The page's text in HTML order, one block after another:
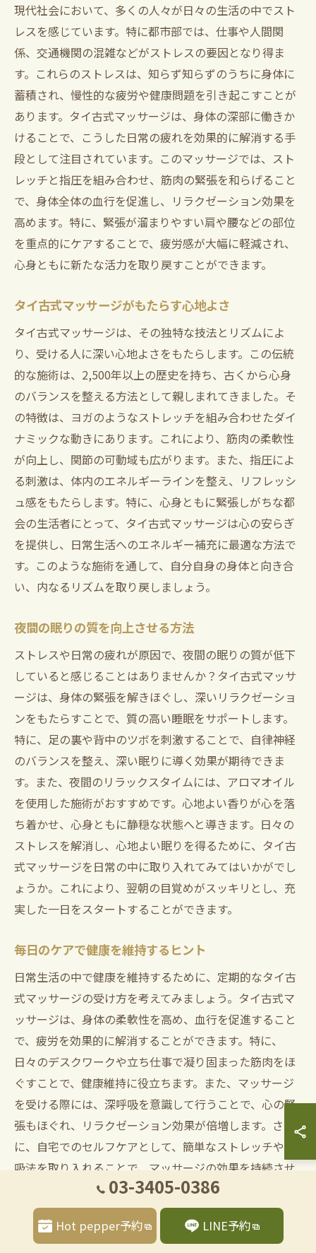
現代社会において、多くの人々が日々の生活の中でスト
レスを感じています。特に都市部では、仕事や人間関
係、交通機関の混雑などがストレスの要因となり得ま
す。これらのストレスは、知らず知らずのうちに身体に
蓄積され、慢性的な疲労や健康問題を引き起こすことが
あります。タイ古式マッサージは、身体の深部に働きか
けることで、こうした日常の疲れを効果的に解消する手
段として注目されています。このマッサージでは、スト
レッチと指圧を組み合わせ、筋肉の緊張を和らげること
で、身体全体の血行を促進し、リラクゼーション効果を
高めます。特に、緊張が溜まりやすい肩や腰などの部位
を重点的にケアすることで、疲労感が大幅に軽減され、
心身ともに新たな活力を取り戻すことができます。
タイ古式マッサージがもたらす心地よさ
タイ古式マッサージは、その独特な技法とリズムによ
り、受ける人に深い心地よさをもたらします。この伝統
的な施術は、2,500年以上の歴史を持ち、古くから心身
のバランスを整える方法として親しまれてきました。そ
の特徴は、ヨガのようなストレッチを組み合わせたダイ
ナミックな動きにあります。これにより、筋肉の柔軟性
が向上し、関節の可動域も広がります。また、指圧によ
る刺激は、体内のエネルギーラインを整え、リフレッシ
ュ感をもたらします。特に、心身ともに緊張しがちな都
会の生活者にとって、タイ古式マッサージは心の安らぎ
を提供し、日常生活へのエネルギー補充に最適な方法で
す。このような施術を通して、自分自身の身体と向き合
い、内なるリズムを取り戻しましょう。
夜間の眠りの質を向上させる方法
ストレスや日常の疲れが原因で、夜間の眠りの質が低下
していると感じることはありませんか？タイ古式マッサ
ージは、身体の緊張を解きほぐし、深いリラクゼーショ
ンをもたらすことで、質の高い睡眠をサポートします。
特に、足の裏や背中のツボを刺激することで、自律神経
のバランスを整え、深い眠りに導く効果が期待できま
す。また、夜間のリラックスタイムには、アロマオイル
を使用した施術がおすすめです。心地よい香りが心を落
ち着かせ、心身ともに静穏な状態へと導きます。日々の
ストレスを解消し、心地よい眠りを得るために、タイ古
式マッサージを日常の中に取り入れてみてはいかがでし
ょうか。これにより、翌朝の目覚めがスッキリとし、充
実した一日をスタートすることができます。
毎日のケアで健康を維持するヒント
日常生活の中で健康を維持するために、定期的なタイ古
式マッサージの受け方を考えてみましょう。タイ古式マ
ッサージは、身体の柔軟性を高め、血行を促進すること
で、疲労を効果的に解消することができます。特に、
日々のデスクワークや立ち仕事で凝り固まった筋肉をほ
ぐすことで、健康維持に役立ちます。また、マッサージ
を受ける際には、深呼吸を意識して行うことで、心の緊
張もほぐれ、リラクゼーション効果が倍増します。さら
に、自宅でのセルフケアとして、簡単なストレッチや呼
吸法を取り入れることで、マッサージの効果を持続させ
ることができます。これらの習慣を続けることで、心身
のバランスを整え、より健やかな生活を送ることができ
るでしょう。日常のちょっとしたケアが、健康維持の大
03-3405-0386
Hot pepper予約 LINE予約